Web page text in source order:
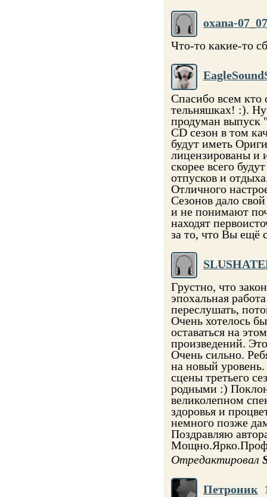
oxana-07_07
Что-то какие-то
Спасибо всем
тельняшках! :). Ну
продуман выпуск
CD сезон в том
будут иметь
лицензированы и
скорее всего
отпусков и
Отличного
Сезонов дало
и не понимают
находят
за то, что Вы
Грустно, что
эпохальная
переслушать,
Очень хотелось
оставаться на
произведений.
Очень сильно.
на новый
сцены третьего
родными :)
великолепном
здоровья и
немного позже
Поздравляю
Отредактировал
Петроник